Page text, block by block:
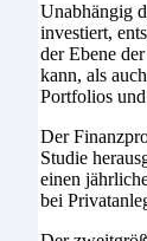
Unabhängig
investiert,
der Ebene
kann, als
Portfolios
Der
Studie
einen
bei